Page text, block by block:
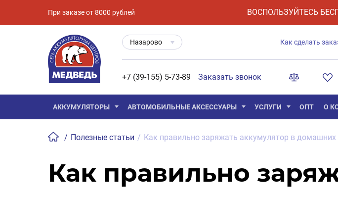
При заказе от 8000 рублей ВОСПОЛЬЗУЙТЕСЬ
Назарово Как сделать
+7 (39-155) 5-73-89 Заказать звонок
АККУМУЛЯТОРЫ АВТОМОБИЛЬНЫЕ АКСЕССУАРЫ УСЛУГИ ОПТ О
/ Полезные статьи / Как правильно заряжать аккумулятор в домашних
Как правильно